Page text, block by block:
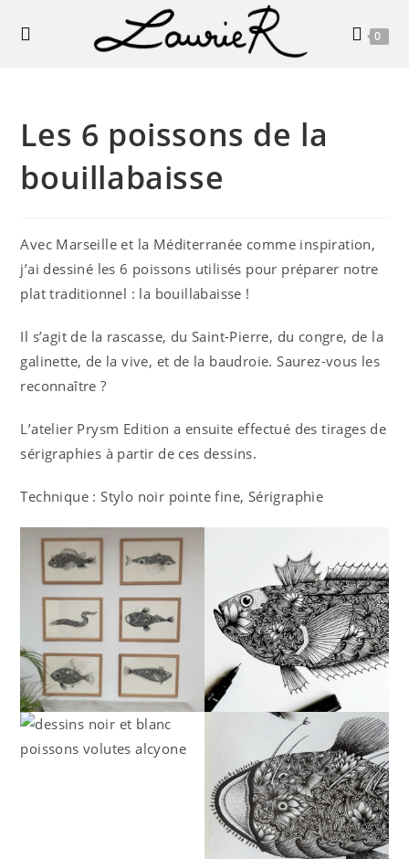
0
Les 6 poissons de la
bouillabaisse
Avec Marseille et la Méditerranée comme inspiration,
j’ai dessiné les 6 poissons utilisés pour préparer notre
plat traditionnel : la bouillabaisse !
Il s’agit de la rascasse, du Saint-Pierre, du congre, de la
galinette, de la vive, et de la baudroie. Saurez-vous les
reconnaître ?
L’atelier Prysm Edition a ensuite effectué des tirages de
sérigraphies à partir de ces dessins.
Technique : Stylo noir pointe fine, Sérigraphie